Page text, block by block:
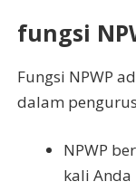
fungsi
Fungsi NPWP
dalam
NPWP
kali